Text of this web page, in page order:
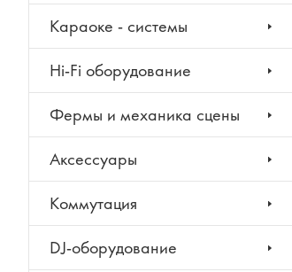
Караоке - системы
Hi-Fi оборудование
Фермы и механика сцены
Аксессуары
Коммутация
DJ-оборудование